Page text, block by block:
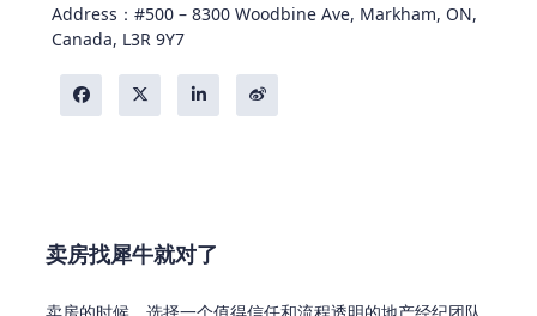
Address：#500 – 8300 Woodbine Ave, Markham, ON,
Canada, L3R 9Y7
卖房找犀牛就对了